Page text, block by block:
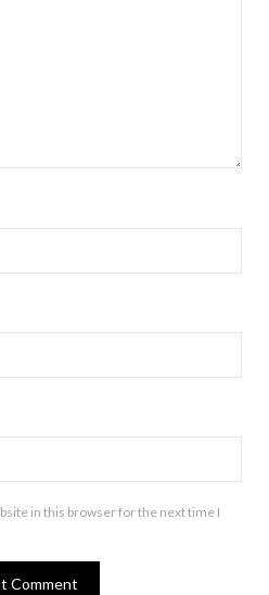
in this browser for the next time I